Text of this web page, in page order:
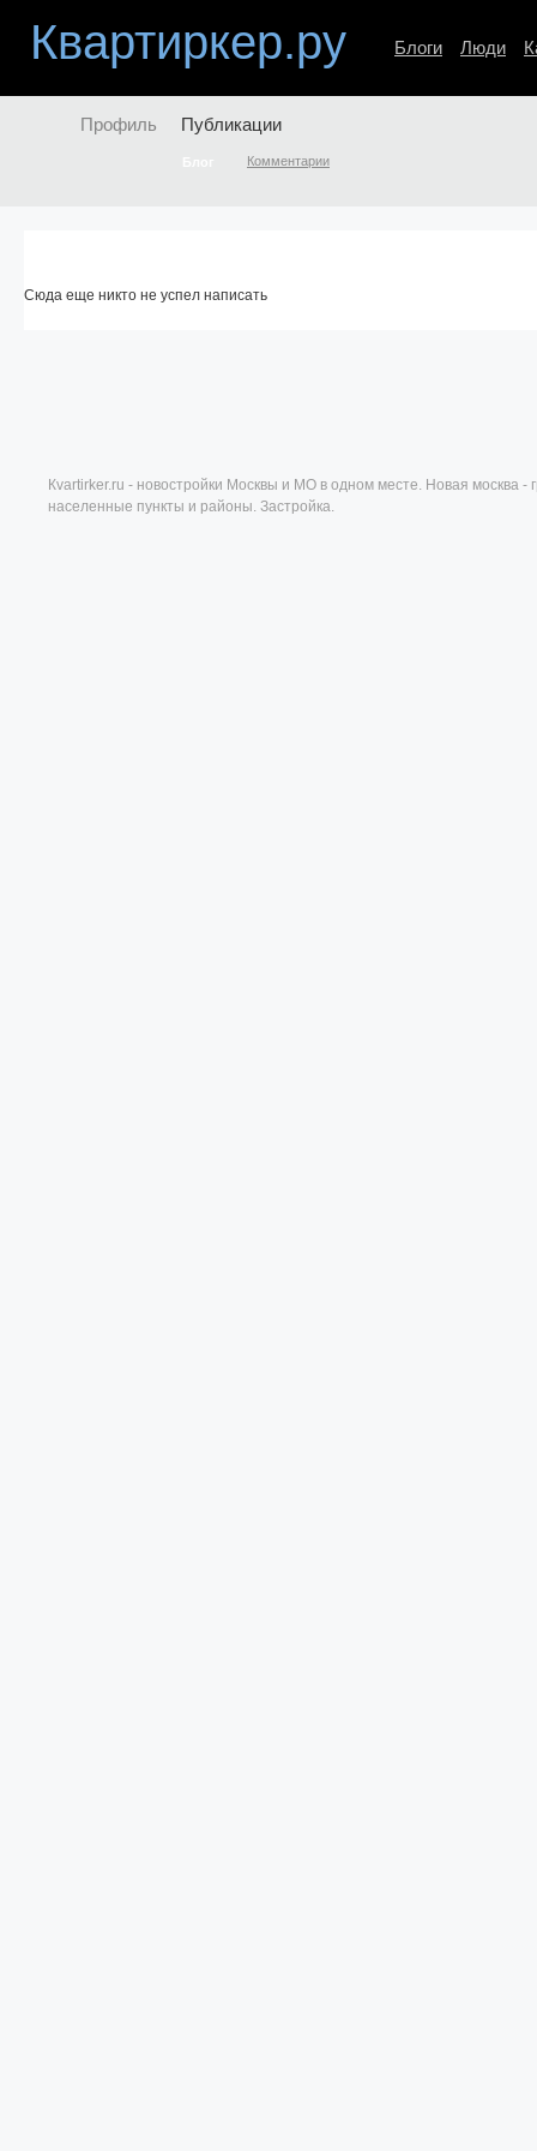
Квартиркер.ру Блоги Люди
Профиль Публикации
Комментарии
Сюда еще никто не успел написать
Кvartirker.ru - новостройки Москвы и МО в одном месте. Новая москва
населенные пункты и районы. Застройка.